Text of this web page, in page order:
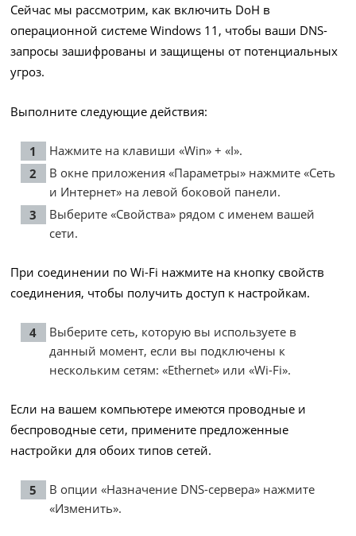
Сейчас мы рассмотрим, как включить DoH в
операционной системе Windows 11, чтобы ваши DNS-
запросы зашифрованы и защищены от потенциальных
угроз.
Выполните следующие действия:
Нажмите на клавиши «Win» + «I».
В окне приложения «Параметры» нажмите «Сеть
и Интернет» на левой боковой панели.
Выберите «Свойства» рядом с именем вашей
сети.
При соединении по Wi-Fi нажмите на кнопку свойств
соединения, чтобы получить доступ к настройкам.
Выберите сеть, которую вы используете в
данный момент, если вы подключены к
нескольким сетям: «Ethernet» или «Wi-Fi».
Если на вашем компьютере имеются проводные и
беспроводные сети, примените предложенные
настройки для обоих типов сетей.
В опции «Назначение DNS-сервера» нажмите
«Изменить».